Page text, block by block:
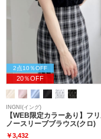
2点10％OFF
20％OFF
INGNI(イング)
【WEB限定カラーあり】フ
ノースリーブブラウス(クロ)
￥3,432